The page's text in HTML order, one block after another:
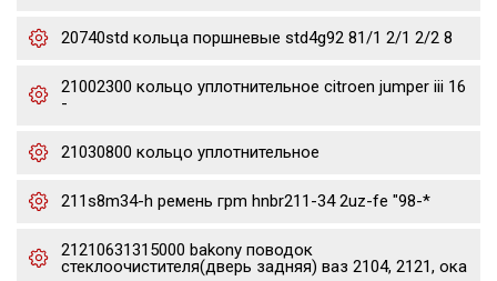
20740std кольца поршневые std4g92 81/1 2/1 2/2 8
21002300 кольцо уплотнительное citroen jumper iii 16
-
21030800 кольцо уплотнительное
211s8m34-h ремень грm hnbr211-34 2uz-fe "98-*
21210631315000 bakony поводок
стеклоочистителя(дверь задняя) ваз 2104, 2121, ока